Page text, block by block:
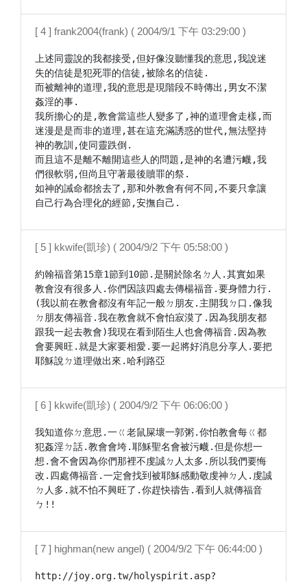
[ 4 ] frank2004(frank) ( 2004/9/1 下午 03:29:00 )
上述同靈說的我都接受,但好像沒聽懂我的意思,我說迷
失的信徒是犯死罪的信徒,被除名的信徒.
而被離神的道理,我的意思是現階段不時傳出,男女不潔
姦淫的事.
我所擔心的是,教會當這些人變多了,神的道理會走樣,而
迷漫是是而非的道理,甚在這充滿誘惑的世代,無法堅持
神的教訓,使同靈跌倒.
而且這不是離不離開這些人的問題,是神的名遭污衊,我
們很軟弱,但尚且守著最後贖罪的祭.
如神的誡命都捨去了,那和外教會有何不同,不要只拿讓
自己行為合理化的經節,安撫自己.
[ 5 ] kkwife(凱珍) ( 2004/9/2 下午 05:58:00 )
約翰福音第15章1節到10節.是關於除名ㄉ人.其實如果
教會沒有很多人.你們因該四處去傳楊福音.要身體力行.
(我以前在教會都沒有年記一般ㄉ朋友.主開我ㄉ口.像我
ㄉ朋友傳福音.我在教會就不會怕寂漠了.因為我朋友都
跟我一起去教會)我現在看到陌生人也會傳福音.因為教
會要興旺.就是大家要相愛.要一起將好消息分享人.要把
耶穌說ㄉ道理做出來.哈利路亞
[ 6 ] kkwife(凱珍) ( 2004/9/2 下午 06:06:00 )
我知道你ㄉ意思.一ㄍ老鼠屎壞一郭粥.你怕教會每ㄍ都
犯姦淫ㄉ話.教會會垮.耶穌聖名會被污衊.但是你想一
想.會不會因為你們那裡不虔誠ㄉ人太多.所以我們要悔
改.四處傳福音.一定會找到被耶穌感動敬虔神ㄉ人.虔誠
ㄉ人多.就不怕不興旺了.你趕快禱告.看到人就傳福音
ㄅ!!
[ 7 ] highman(new angel) ( 2004/9/2 下午 06:44:00 )
http://joy.org.tw/holyspirit.asp?